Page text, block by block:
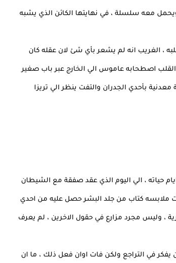
معه سلسلة ، في نهايتها الكائن الذي يشبه
، الغريب انه لم يشعر بأي شئ لان عقله كان
اصطحابه عاموس الي الخارج عبر باب صغير
بأحدي الجدران والتفت ينظر الي تريزا
حياته ، الي اليوم الذي عقد صفقة مع الشيطان
ملابسه كتاب من جلد البشر حصل عليه من احدي
، وليس مجرد مزارع في حقول الاخرين ، لم يعرف
يفكر في التراجع ولكن فات اوان فعل ذلك ، ما ان